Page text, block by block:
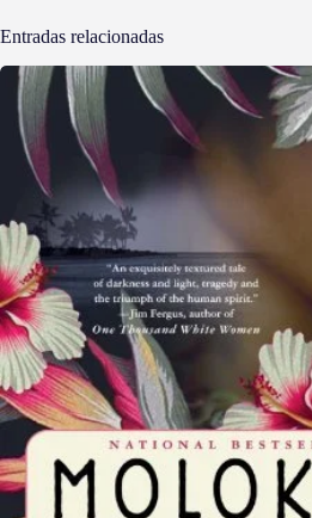
Entradas relacionadas